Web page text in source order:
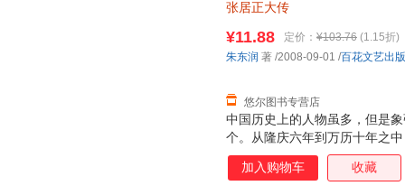
张居正大传
中国历史上的人物虽多，但是
个。从隆庆六年到万历十年之
他比拟的人物。这个时期以前
是混乱，只有在这十年之中，
¥11.88 定价： ¥103.76 (1.15折)
悠尔图书专营店
朱东润 著 /2008-09-01 /百花文艺出
加入购物车 收藏